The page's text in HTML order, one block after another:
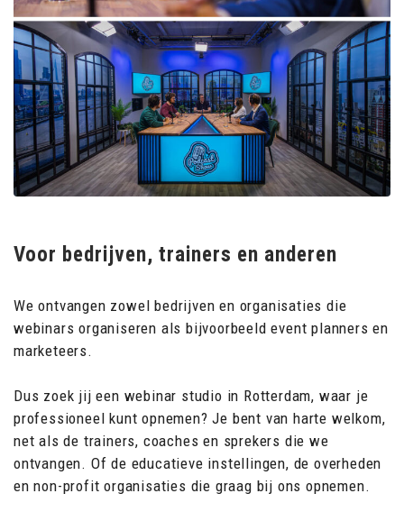
Voor bedrijven, trainers en anderen
We ontvangen zowel bedrijven en organisaties die
webinars organiseren als bijvoorbeeld event planners en
marketeers.
Dus zoek jij een webinar studio in Rotterdam, waar je
professioneel kunt opnemen? Je bent van harte welkom,
net als de trainers, coaches en sprekers die we
ontvangen. Of de educatieve instellingen, de overheden
en non-profit organisaties die graag bij ons opnemen.